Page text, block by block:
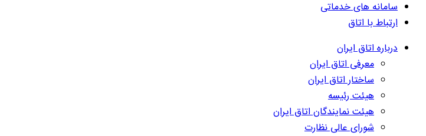
سامانه های خدماتی
ارتباط با اتاق
درباره اتاق ایران
معرفی اتاق ایران
ساختار اتاق ایران
هیئت رئیسه
هیئت نمایندگان اتاق ایران
شورای عالی نظارت